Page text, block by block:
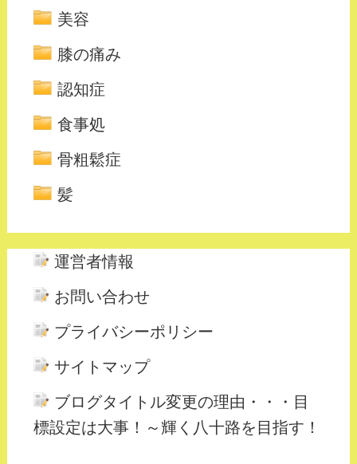
美容
膝の痛み
認知症
食事処
骨粗鬆症
髪
運営者情報
お問い合わせ
プライバシーポリシー
サイトマップ
ブログタイトル変更の理由・・・目
標設定は大事！～輝く八十路を目指す！